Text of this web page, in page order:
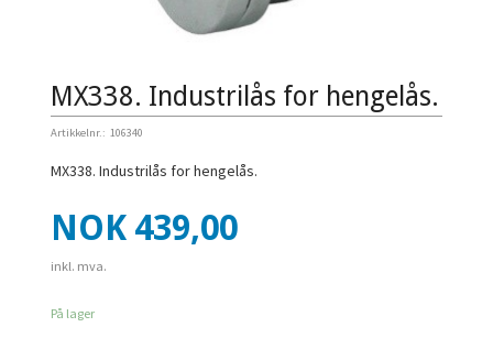
MX338. Industrilås for hengelås.
Artikkelnr.: 106340
MX338. Industrilås for hengelås.
Pris
NOK 439,00
inkl. mva.
På lager